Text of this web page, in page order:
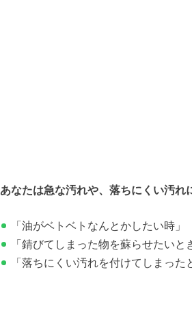
あなたは急な汚れや、落ちにくい汚れ
「油がベトベトなんとかしたい時」
「錆びてしまった物を蘇らせたいと
「落ちにくい汚れを付けてしまった